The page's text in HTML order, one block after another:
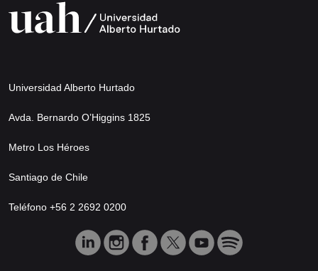
Universidad Alberto Hurtado
Avda. Bernardo O’Higgins 1825
Metro Los Héroes
Santiago de Chile
Teléfono +56 2 2692 0200